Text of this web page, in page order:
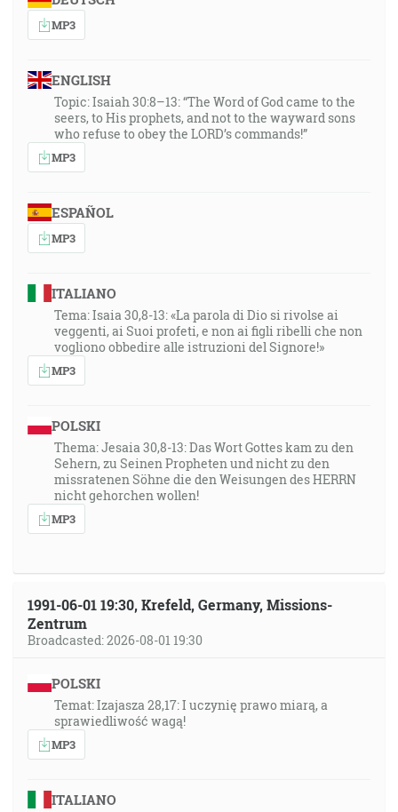
MP3
ENGLISH
Topic: Isaiah 30:8–13: “The Word of God came to the
seers, to His prophets, and not to the wayward sons
who refuse to obey the LORD’s commands!”
MP3
ESPAÑOL
MP3
ITALIANO
Tema: Isaia 30,8-13: «La parola di Dio si rivolse ai
veggenti, ai Suoi profeti, e non ai figli ribelli che non
vogliono obbedire alle istruzioni del Signore!»
MP3
POLSKI
Thema: Jesaia 30,8-13: Das Wort Gottes kam zu den
Sehern, zu Seinen Propheten und nicht zu den
missratenen Söhne die den Weisungen des HERRN
nicht gehorchen wollen!
MP3
1991-06-01 19:30, Krefeld, Germany, Missions-
Zentrum
Broadcasted: 2026-08-01 19:30
POLSKI
Temat: Izajasza 28,17: I uczynię prawo miarą, a
sprawiedliwość wagą!
MP3
ITALIANO